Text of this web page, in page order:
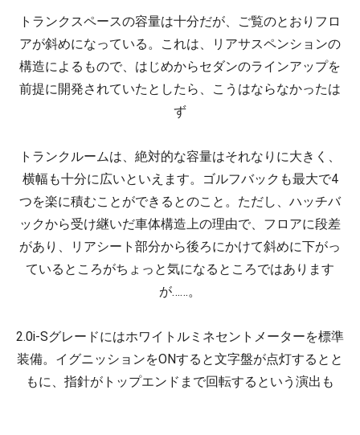
トランクスペースの容量は十分だが、ご覧のとおりフロ
アが斜めになっている。これは、リアサスペンションの
構造によるもので、はじめからセダンのラインアップを
前提に開発されていたとしたら、こうはならなかったは
ず
トランクルームは、絶対的な容量はそれなりに大きく、
横幅も十分に広いといえます。ゴルフバックも最大で4
つを楽に積むことができるとのこと。ただし、ハッチバ
ックから受け継いだ車体構造上の理由で、フロアに段差
があり、リアシート部分から後ろにかけて斜めに下がっ
ているところがちょっと気になるところではあります
が……。
2.0i-Sグレードにはホワイトルミネセントメーターを標準
装備。イグニッションをONすると文字盤が点灯するとと
もに、指針がトップエンドまで回転するという演出も